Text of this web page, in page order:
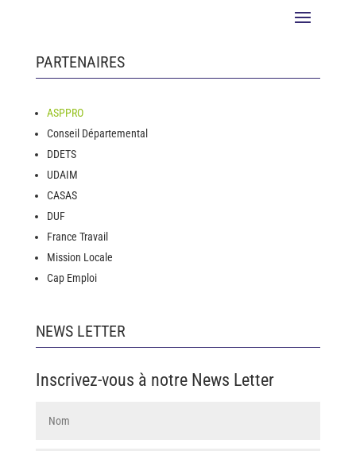
PARTENAIRES
ASPPRO
Conseil Départemental
DDETS
UDAIM
CASAS
DUF
France Travail
Mission Locale
Cap Emploi
NEWS LETTER
Inscrivez-vous à notre News Letter